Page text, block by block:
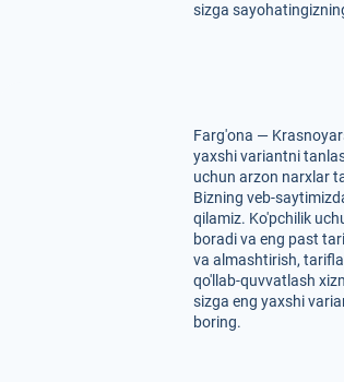
sizga
Farg'ona —
yaxshi variantni
uchun arzon narxlar
Bizning veb-
qilamiz. Ko'pchilik
boradi va eng past
va almashtirish,
qo'llab-quvvatlash
sizga eng yaxshi
boring.